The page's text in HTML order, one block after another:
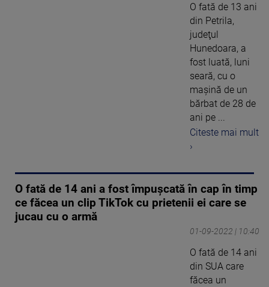
O fată de 13 ani
din Petrila,
judeţul
Hunedoara, a
fost luată, luni
seară, cu o
maşină de un
bărbat de 28 de
ani pe ...
Citeste mai mult
›
O fată de 14 ani a fost împușcată în cap în timp
ce făcea un clip TikTok cu prietenii ei care se
jucau cu o armă
01-09-2022 | 10:40
O fată de 14 ani
din SUA care
făcea un